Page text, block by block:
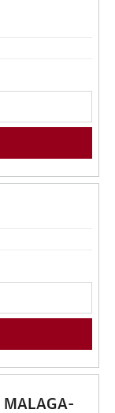
MALAGA-